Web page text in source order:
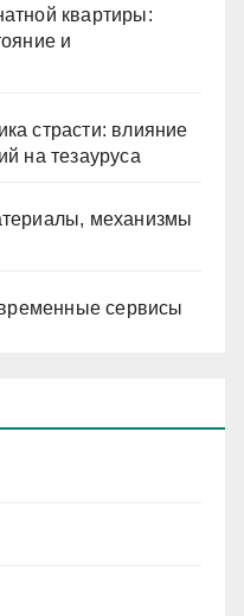
квартиры:
и
страсти: влияние
на тезауруса
механизмы
сервисы